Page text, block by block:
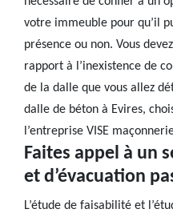
votre immeuble pour qu’il
présence ou non. Vous
rapport à l’inexistence de
de la dalle que vous allez
dalle de béton à Evires,
l’entreprise VISE
Faites appel à un
et d’évacuation
L’étude de faisabilité et